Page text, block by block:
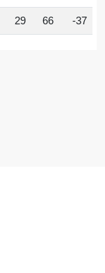
29 66 -37